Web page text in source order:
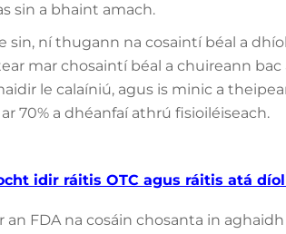
sin a bhaint amach.
sin, ní thugann na cosaintí béal a
mar chosaintí béal a chuireann
le calaíniú, agus is minic a
70% a dhéanfaí athrú fisioiléiseach.
idir ráitis OTC agus ráitis atá
an FDA na cosáin chosanta in